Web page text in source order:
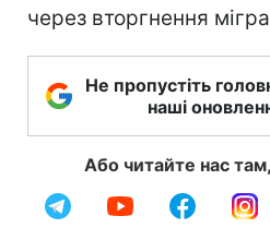
через вторгнення
Не пропустіть
наші
Або читайте нас